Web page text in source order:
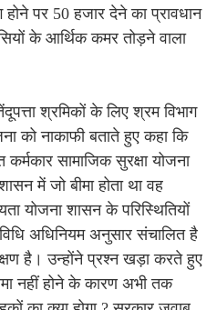
होने पर 50 हजार देने का प्रावधान
के आर्थिक कमर तोड़ने वाला
श्रमिकों के लिए श्रम विभाग
को नाकाफी बताते हुए कहा कि
सामाजिक सुरक्षा योजना
में जो बीमा होता था वह
योजना शासन के परिस्थितियों
अधिनियम अनुसार संचालित है
है। उन्होंने प्रश्न खड़ा करते हुए
नहीं होने के कारण अभी तक